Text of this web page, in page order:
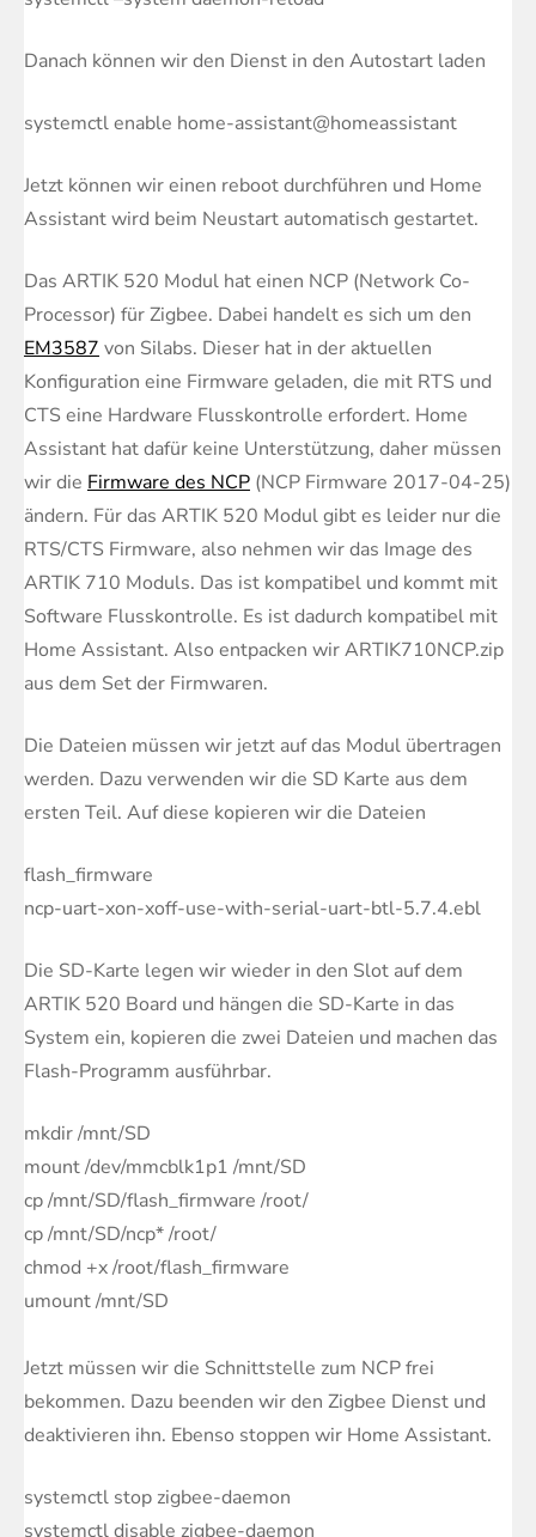
Danach können wir den Dienst in den Autostart laden
systemctl enable home-assistant@homeassistant
Jetzt können wir einen rebootdurchführen und Home
Assistant wird beim Neustart automatisch gestartet.
Das ARTIK 520 Modul hat einen NCP (Network Co-
Processor) für Zigbee. Dabei handelt es sich um den
EM3587 von Silabs. Dieser hat in der aktuellen
Konfiguration eine Firmware geladen, die mit RTS und
CTS eine Hardware Flusskontrolle erfordert. Home
Assistant hat dafür keine Unterstützung, daher müssen
wir die Firmware des NCP (NCP Firmware 2017-04-25)
ändern. Für das ARTIK 520 Modul gibt es leider nur die
RTS/CTS Firmware, also nehmen wir das Image des
ARTIK 710 Moduls. Das ist kompatibel und kommt mit
Software Flusskontrolle. Es ist dadurch kompatibel mit
Home Assistant. Also entpacken wir ARTIK710NCP.zip
aus dem Set der Firmwaren.
Die Dateien müssen wir jetzt auf das Modul übertragen
werden. Dazu verwenden wir die SD Karte aus dem
ersten Teil. Auf diese kopieren wir die Dateien
flash_firmware
ncp-uart-xon-xoff-use-with-serial-uart-btl-5.7.4.ebl
Die SD-Karte legen wir wieder in den Slot auf dem
ARTIK 520 Board und hängen die SD-Karte in das
System ein, kopieren die zwei Dateien und machen das
Flash-Programm ausführbar.
mkdir /mnt/SD
mount /dev/mmcblk1p1 /mnt/SD
cp /mnt/SD/flash_firmware /root/
cp /mnt/SD/ncp* /root/
chmod +x /root/flash_firmware
umount /mnt/SD
Jetzt müssen wir die Schnittstelle zum NCP frei
bekommen. Dazu beenden wir den Zigbee Dienst und
deaktivieren ihn. Ebenso stoppen wir Home Assistant.
systemctl stop zigbee-daemon
systemctl disable zigbee-daemon